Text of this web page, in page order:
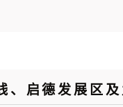
启德发展区及